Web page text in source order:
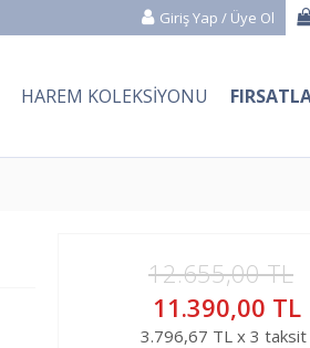
Giriş Yap / Üye Ol
HAREM KOLEKSIYONU
12.655,00 TL
11.390,00 TL
3.796,67 TL x 3 taksit